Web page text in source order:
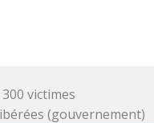
victimes
(gouvernement)